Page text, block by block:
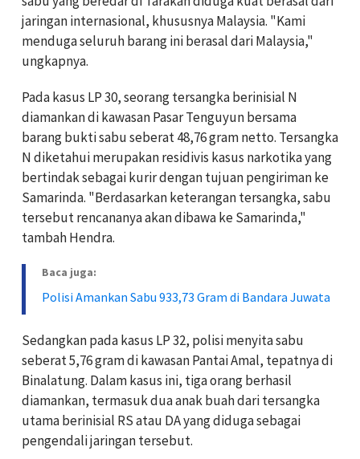
jaringan internasional, khususnya Malaysia. "Kami
menduga seluruh barang ini berasal dari Malaysia,"
ungkapnya.
Pada kasus LP 30, seorang tersangka berinisial N
diamankan di kawasan Pasar Tenguyun bersama
barang bukti sabu seberat 48,76 gram netto. Tersangka
N diketahui merupakan residivis kasus narkotika yang
bertindak sebagai kurir dengan tujuan pengiriman ke
Samarinda. "Berdasarkan keterangan tersangka, sabu
tersebut rencananya akan dibawa ke Samarinda,"
tambah Hendra.
Baca juga:
Polisi Amankan Sabu 933,73 Gram di Bandara Juwata
Sedangkan pada kasus LP 32, polisi menyita sabu
seberat 5,76 gram di kawasan Pantai Amal, tepatnya di
Binalatung. Dalam kasus ini, tiga orang berhasil
diamankan, termasuk dua anak buah dari tersangka
utama berinisial RS atau DA yang diduga sebagai
pengendali jaringan tersebut.